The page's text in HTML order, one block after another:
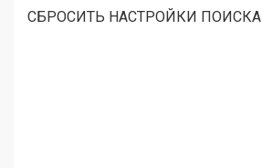
СБРОСИТЬ НАСТРОЙКИ ПОИСКА